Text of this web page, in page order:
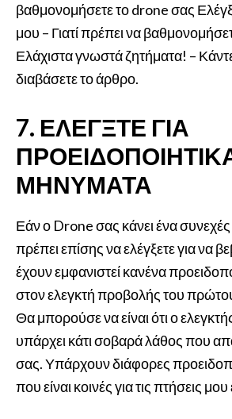
βαθμονομήσετε το drone σας
μου – Γιατί πρέπει να
Ελάχιστα γνωστά ζητήματα! –
διαβάσετε το άρθρο.
7. ΕΛΈΓΞΤΕ ΓΙΑ
ΜΗΝΎΜΑΤΑ
Εάν ο Drone σας κάνει ένα
πρέπει επίσης να ελέγξετε για να
έχουν εμφανιστεί κανένα
στον ελεγκτή προβολής του
Θα μπορούσε να είναι ότι ο
υπάρχει κάτι σοβαρά λάθος που
σας. Υπάρχουν διάφορες
που είναι κοινές για τις πτήσεις μου